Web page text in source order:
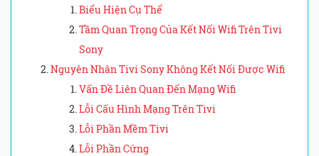
Biểu Hiện Cụ Thể
Tầm Quan Trọng Của Kết Nối Wifi Trên Tivi
Sony
Nguyên Nhân Tivi Sony Không Kết Nối Được Wifi
Vấn Đề Liên Quan Đến Mạng Wifi
Lỗi Cấu Hình Mạng Trên Tivi
Lỗi Phần Mềm Tivi
Lỗi Phần Cứng